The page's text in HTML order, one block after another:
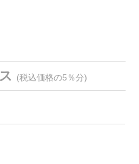
(税込価格の5％分)